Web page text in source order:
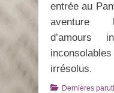
entrée au
aventure
d’amours
irrésolus.
Catégories
Dernières